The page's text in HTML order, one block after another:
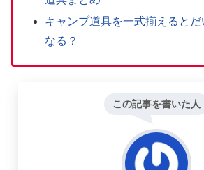
キャンプ道具を一式揃えると
なる？
この記事を書いた人